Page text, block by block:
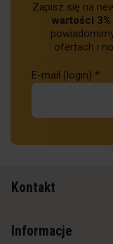
Zapisz się na
wartości 3%
ofertach i
E-mail (login) *
Kontakt
Informacje